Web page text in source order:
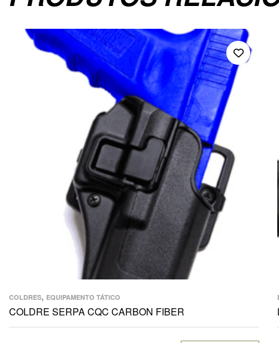
COLDRES, EQUIPAMENTO TÁTICO
COLDRE SERPA CQC CARBON FIBER